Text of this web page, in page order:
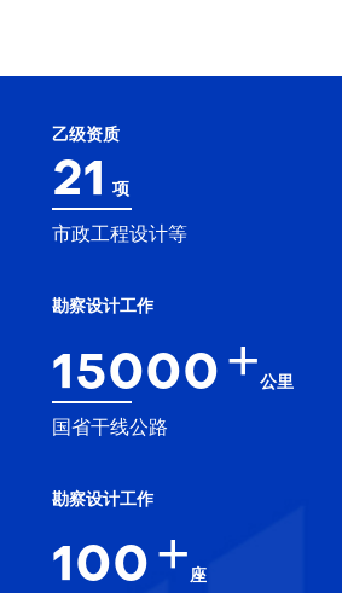
乙级资质
21 项
市政工程设计等
勘察设计工作
15000 +公里
国省干线公路
勘察设计工作
100 + 座